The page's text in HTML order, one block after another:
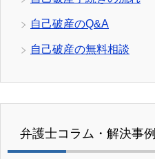
自己破産のQ&A
自己破産の無料相談
弁護士コラム・解決事例